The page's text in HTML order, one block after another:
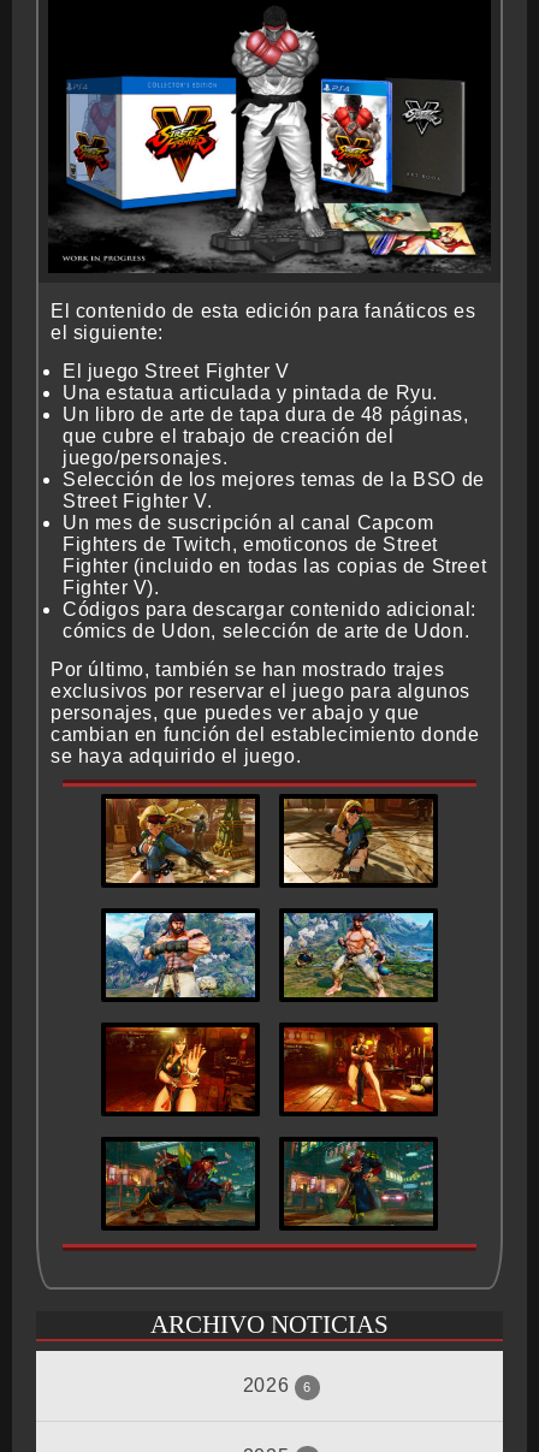
BONUS STAGE
GUÍA BÁSICA
BMG-OST
El contenido de esta edición para fanáticos es
el siguiente:
El juego Street Fighter V
Una estatua articulada y pintada de Ryu.
Un libro de arte de tapa dura de 48 páginas,
que cubre el trabajo de creación del
juego/personajes.
Selección de los mejores temas de la BSO de
Street Fighter V.
Un mes de suscripción al canal Capcom
Fighters de Twitch, emoticonos de Street
Fighter (incluido en todas las copias de Street
Fighter V).
Códigos para descargar contenido adicional:
cómics de Udon, selección de arte de Udon.
Por último, también se han mostrado trajes
exclusivos por reservar el juego para algunos
personajes, que puedes ver abajo y que
cambian en función del establecimiento donde
se haya adquirido el juego.
ARCHIVO NOTICIAS
2026 6